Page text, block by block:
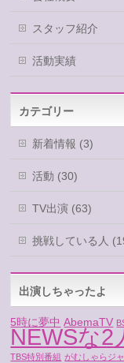
スタッフ紹介
活動実績
カテゴリー
新着情報 (3)
活動 (30)
TV出演 (63)
挑戦している人
出演しちゃったよ
5時に夢中 AbemaTV
NEWSな2
TBS特別番組 がむしゃらジ